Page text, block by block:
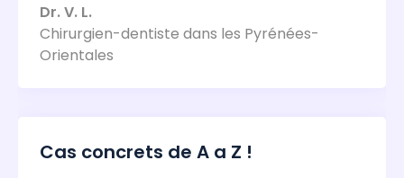
Dr. V. L.
Chirurgien-dentiste dans les Pyrénées-
Orientales
Cas concrets de A a Z !